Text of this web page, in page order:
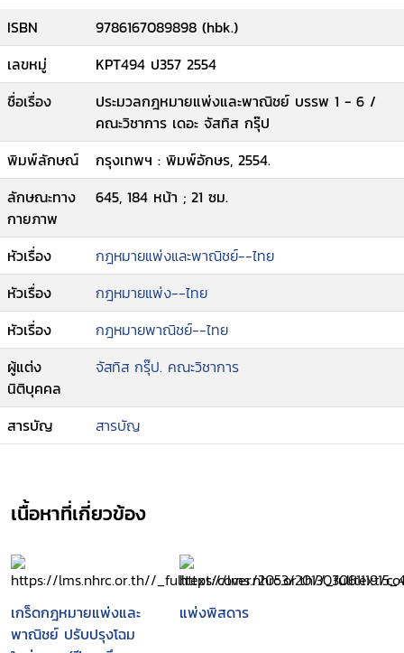
ISBN
9786167089898 (hbk.)
เลขหมู่
KPT494 ป357 2554
ชื่อเรื่อง
ประมวลกฎหมายแพ่งและพาณิชย์ บรรพ 1 - 6 /
คณะวิชาการ เดอะ จัสทิส กรุ๊ป
พิมพ์ลักษณ์
กรุงเทพฯ : พิมพ์อักษร, 2554.
ลักษณะทาง
กายภาพ
645, 184 หน้า ; 21 ซม.
หัวเรื่อง
กฎหมายแพ่งและพาณิชย์--ไทย
หัวเรื่อง
กฎหมายแพ่ง--ไทย
หัวเรื่อง
กฎหมายพาณิชย์--ไทย
ผู้แต่ง
นิติบุคคล
จัสทิส กรุ๊ป. คณะวิชาการ
สารบัญ สารบัญ
เนื้อหาที่เกี่ยวข้อง
เกร็ดกฎหมายแพ่งและ
พาณิชย์ ปรับปรุงโฉม
แพ่งพิสดาร